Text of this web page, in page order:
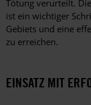
Tötung verurteilt.
ist ein wichtiger
Gebiets und eine
zu erreichen.
EINSATZ MIT